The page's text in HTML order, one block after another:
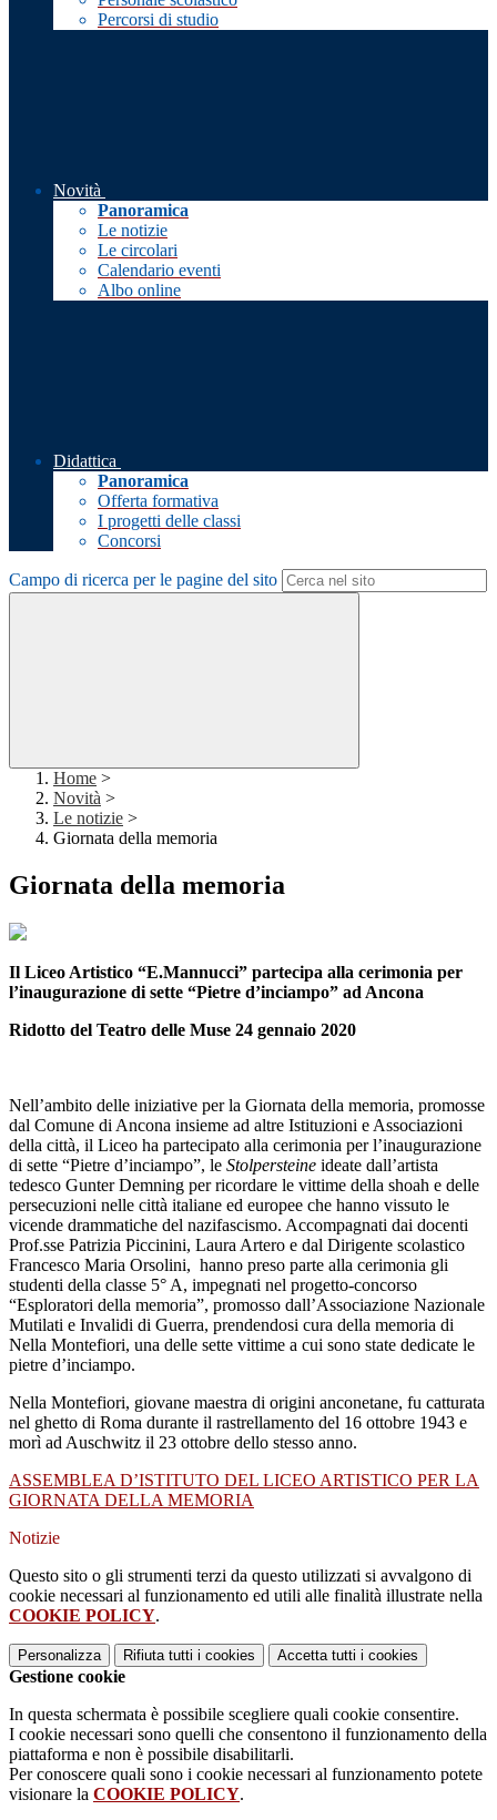
Percorsi di studio
Novità
Panoramica
Le notizie
Le circolari
Calendario eventi
Albo online
Didattica
Panoramica
Offerta formativa
I progetti delle classi
Concorsi
Campo di ricerca per le pagine del sito
Home >
Novità >
Le notizie >
Giornata della memoria
Giornata della memoria
Il Liceo Artistico “E.Mannucci” partecipa alla cerimonia per
l’inaugurazione di sette “Pietre d’inciampo” ad Ancona
Ridotto del Teatro delle Muse 24 gennaio 2020
Nell’ambito delle iniziative per la Giornata della memoria, promosse
dal Comune di Ancona insieme ad altre Istituzioni e Associazioni
della città, il Liceo ha partecipato alla cerimonia per l’inaugurazione
di sette “Pietre d’inciampo”, le Stolpersteine ideate dall’artista
tedesco Gunter Demning per ricordare le vittime della shoah e delle
persecuzioni nelle città italiane ed europee che hanno vissuto le
vicende drammatiche del nazifascismo. Accompagnati dai docenti
Prof.sse Patrizia Piccinini, Laura Artero e dal Dirigente scolastico
Francesco Maria Orsolini, hanno preso parte alla cerimonia gli
studenti della classe 5° A, impegnati nel progetto-concorso
“Esploratori della memoria”, promosso dall’Associazione Nazionale
Mutilati e Invalidi di Guerra, prendendosi cura della memoria di
Nella Montefiori, una delle sette vittime a cui sono state dedicate le
pietre d’inciampo.
Nella Montefiori, giovane maestra di origini anconetane, fu catturata
nel ghetto di Roma durante il rastrellamento del 16 ottobre 1943 e
morì ad Auschwitz il 23 ottobre dello stesso anno.
ASSEMBLEA D’ISTITUTO DEL LICEO ARTISTICO PER LA
GIORNATA DELLA MEMORIA
Notizie
Questo sito o gli strumenti terzi da questo utilizzati si avvalgono di
cookie necessari al funzionamento ed utili alle finalità illustrate nella
COOKIE POLICY.
Personalizza Rifiuta tutti i cookies Accetta tutti i cookies
Gestione cookie
In questa schermata è possibile scegliere quali cookie consentire.
I cookie necessari sono quelli che consentono il funzionamento della
piattaforma e non è possibile disabilitarli.
Per conoscere quali sono i cookie necessari al funzionamento potete
visionare la COOKIE POLICY.